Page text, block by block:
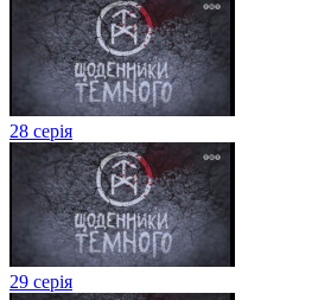
28 серія
29 серія